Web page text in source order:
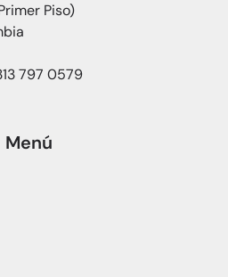
Piso)
797 0579
Menú